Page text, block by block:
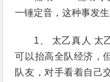
一锤定音，这种事发
1、 太乙真人 太
可以抬高全队经济，
队友，对手看着自己